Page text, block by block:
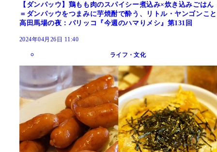
【ダンパッウ】鶏もも肉のスパイシー煮込み×炊き込みごはん
＝ダンパッウをつまみに芋焼酎で酔う、リトル・ヤンゴンこと
高田馬場の夜：パリッコ『今週のハマりメシ』第131回
2024年04月26日 11:40
ライフ・文化